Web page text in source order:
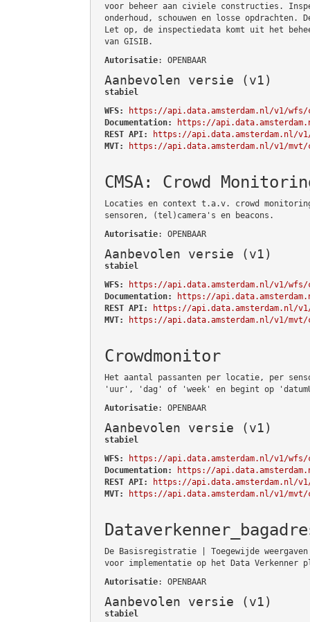
voor beheer aan civiele constructies.
onderhoud, schouwen en losse opdrachten.
Let op, de inspectiedata komt uit het
van GISIB.
Autorisatie: OPENBAAR
Aanbevolen versie (v1)
stabiel
WFS:
https://api.data.amsterdam.nl/v1/
Documentation:
https://
REST API:
https://api.data.amsterdam.nl/
MVT:
https://api.data.amsterdam.nl/v1/
CMSA: Crowd
Locaties en context t.a.v. crowd
sensoren, (tel)camera's en beacons.
Autorisatie: OPENBAAR
Aanbevolen versie (v1)
stabiel
WFS:
https://api.data.amsterdam.nl/v1/wfs/
Documentation:
https://
REST API:
https://api.data.amsterdam.nl/v1/
MVT:
https://api.data.amsterdam.nl/v1/mvt/
Crowdmonitor
Het aantal passanten per locatie, per
'uur', 'dag' of 'week' en begint op
Autorisatie: OPENBAAR
Aanbevolen versie (v1)
stabiel
WFS:
https://api.data.amsterdam.nl/v1/wfs/
Documentation:
https://
REST API:
https://api.data.amsterdam.nl/
MVT:
https://api.data.amsterdam.nl/v1/mvt/
De Basisregistratie | Toegewijde
voor implementatie op het Data Verkenner
Autorisatie: OPENBAAR
Aanbevolen versie (v1)
stabiel